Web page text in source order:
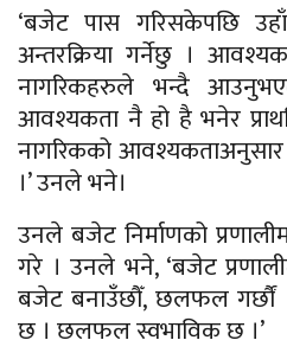
‘बजेट पास गरिसकेपछि
अन्तरक्रिया गर्नेछु ।
नागरिकहरुले भन्दै
आवश्यकता नै हो है भनेर
नागरिकको
।’ उनले भने।
उनले बजेट निर्माणको
गरे । उनले भने, ‘बजेट
बजेट बनाउँछौँ, छलफल गर्छौं
छ । छलफल स्वभाविक छ ।’